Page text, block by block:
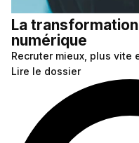
La transformation
numérique
Recruter mieux, plus vite
Lire le dossier